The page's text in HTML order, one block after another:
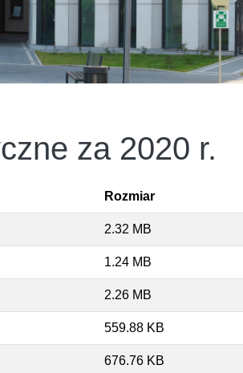
za 2020 r.
Rozmiar
2.32 MB
1.24 MB
2.26 MB
559.88 KB
676.76 KB